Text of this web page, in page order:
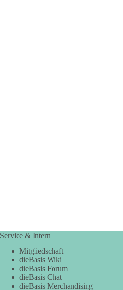
Service & Intern
Mitgliedschaft
dieBasis Wiki
dieBasis Forum
dieBasis Chat
dieBasis Merchandising